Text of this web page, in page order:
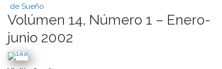
Volúmen 14, Número 1 – Enero-
junio 2002